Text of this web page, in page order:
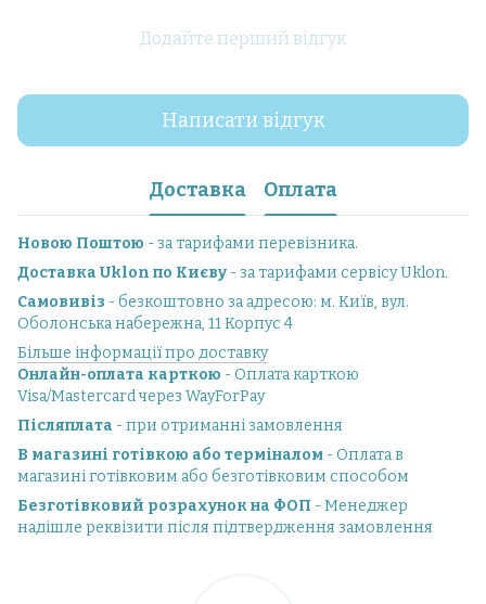
Додайте перший відгук
Написати відгук
Доставка Оплата
Новою Поштою - за тарифами перевізника.
Доставка Uklon по Києву - за тарифами сервісу Uklon.
Самовивіз - безкоштовно за адресою: м. Київ, вул.
Оболонська набережна, 11 Корпус 4
Більше інформації про доставку
Онлайн-оплата карткою - Оплата карткою
Visa/Mastercard через WayForPay
Післяплата - при отриманні замовлення
В магазині готівкою або терміналом - Оплата в
магазині готівковим або безготівковим способом
Безготівковий розрахунок на ФОП - Менеджер
надішле реквізити після підтвердження замовлення